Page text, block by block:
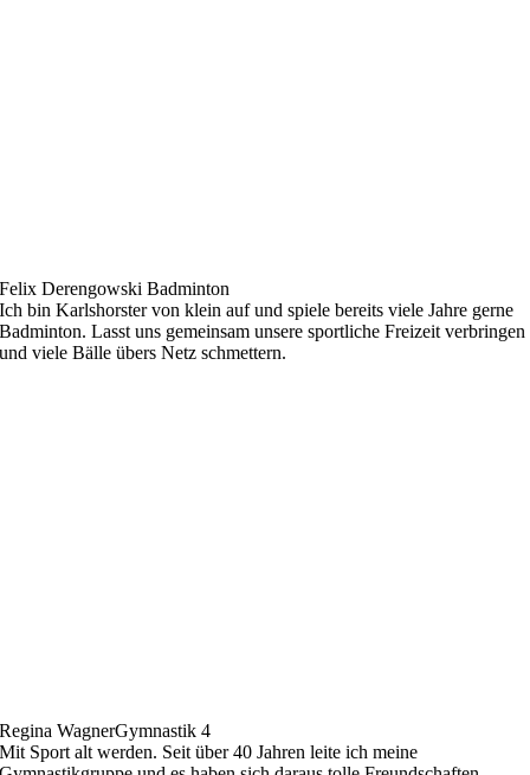
Felix DerengowskiBadminton
Ich bin Karlshorster von klein auf und spiele bereits viele Jahre gerne
Badminton. Lasst uns gemeinsam unsere sportliche Freizeit verbringen
und viele Bälle übers Netz schmettern.
Regina WagnerGymnastik 4
Mit Sport alt werden. Seit über 40 Jahren leite ich meine